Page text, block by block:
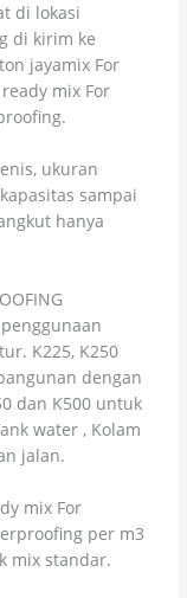
di lokasi
di kirim ke
jayamix For
mix For
ukuran
sampai
hanya
K225, K250
dengan
dan K500 untuk
water , Kolam
jalan.
mix For
per m3
mix standar.